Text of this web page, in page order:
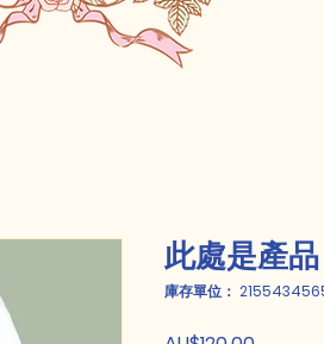
此處是產品
庫存單位：